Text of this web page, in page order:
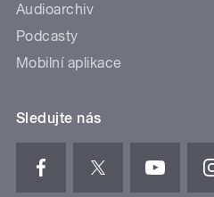
Audioarchiv
Podcasty
Mobilní aplikace
Sledujte nás